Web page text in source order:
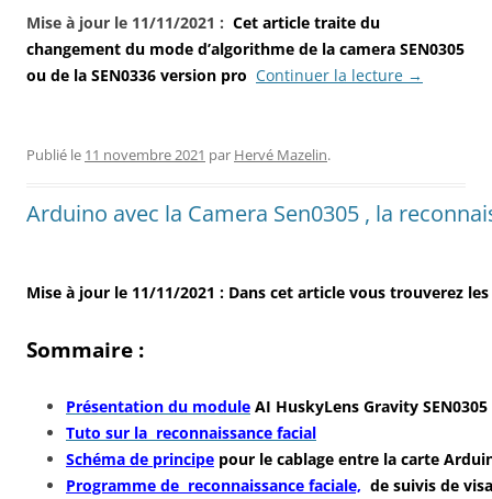
Mise à jour le 11/11/2021 : Cet article traite du
changement du mode d’algorithme de la camera SEN0305
ou de la SEN0336 version pro Continuer la lecture →
Publié le 11 novembre 2021 par Hervé Mazelin.
Arduino avec la Camera Sen0305 , la
Mise à jour le 11/11/2021 : Dans cet article vous trouverez
Sommaire :
Présentation du module AI HuskyLens Gravity SEN0305
Tuto sur la reconnaissance facial
Schéma de principe pour le cablage entre la carte
Programme de reconnaissance faciale, de suivis de